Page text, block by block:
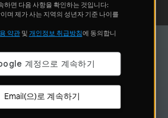
하면 다음 사항을 확인하는 것입니다:
며 제가 사는 지역의 성년자 기준 나이를
약관및 개인정보 취급방침에 동의합니
Email(으)로 계속하기